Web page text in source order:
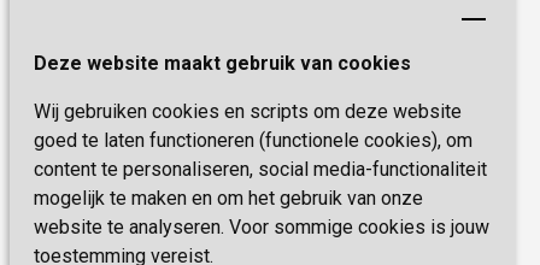
Deze website maakt gebruik van cookies
Wij gebruiken cookies en scripts om deze website
goed te laten functioneren (functionele cookies), om
content te personaliseren, social media-functionaliteit
mogelijk te maken en om het gebruik van onze
website te analyseren. Voor sommige cookies is jouw
toestemming vereist.
Onze specialiteiten
Kwaliteit & Klantbeleving
Missie & Visie
Vastgoed
Innovatie
6419 PB Heerlen
Telefoon:0900 777 4 777
E-mail:zorgbemiddeling@sevagram.nl
Schrijf je nu in!